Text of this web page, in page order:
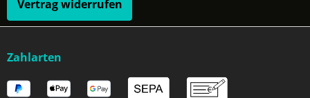
Vertrag widerrufen
Zahlarten